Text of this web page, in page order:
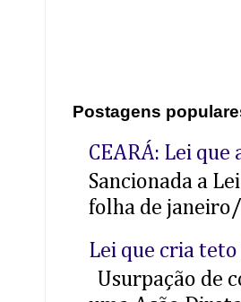
Postagens
CEARÁ: Lei
Sancionada a
folha de
Lei que cria
Usurpação de